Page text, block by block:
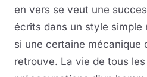
en vers se veut une
écrits dans un style simple
si une certaine mécanique
retrouve. La vie de tous